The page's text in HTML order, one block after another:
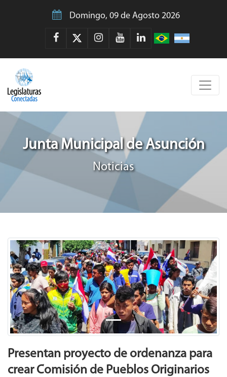
Domingo, 09 de Agosto 2026
Junta Municipal de Asunción
Noticias
Previous Next
Presentan proyecto de ordenanza para
crear Comisión de Pueblos Originarios